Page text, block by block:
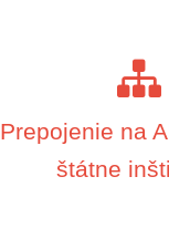
Prepojenie na
štátne